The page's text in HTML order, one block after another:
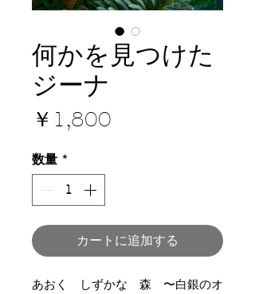
何かを見つけた
ジーナ
￥1,800
数量 *
カートに追加する
あおく しずかな 森 〜白銀のオ